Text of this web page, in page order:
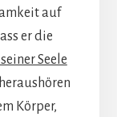
auf
er die
Seele
Körper,